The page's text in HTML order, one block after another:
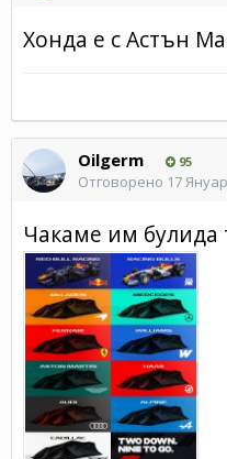
Хонда е с Астън
Oilgerm 95
Отговорено 17
Чакаме им булида